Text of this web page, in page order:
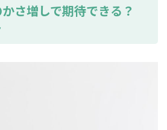
さ増しで期待できる？